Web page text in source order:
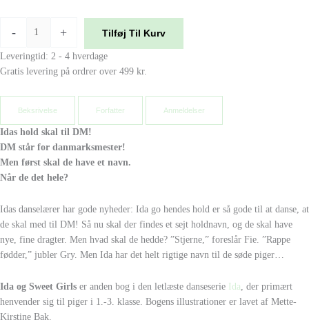
- + Tilføj Til Kurv
Leveringtid: 2 - 4 hverdage
Gratis levering på ordrer over 499 kr.
Beksrivelse Forfatter Anmeldelser
Idas hold skal til DM!
DM står for danmarksmester!
Men først skal de have et navn.
Når de det hele?
Idas danselærer har gode nyheder: Ida go hendes hold er så gode til at danse, at
de skal med til DM! Så nu skal der findes et sejt holdnavn, og de skal have
nye, fine dragter. Men hvad skal de hedde? ”Stjerne,” foreslår Fie. ”Rappe
fødder,” jubler Gry. Men Ida har det helt rigtige navn til de søde piger…
Ida og Sweet Girls er anden bog i den letlæste danseserie Ida, der primært
henvender sig til piger i 1.-3. klasse. Bogens illustrationer er lavet af Mette-
Kirstine Bak.